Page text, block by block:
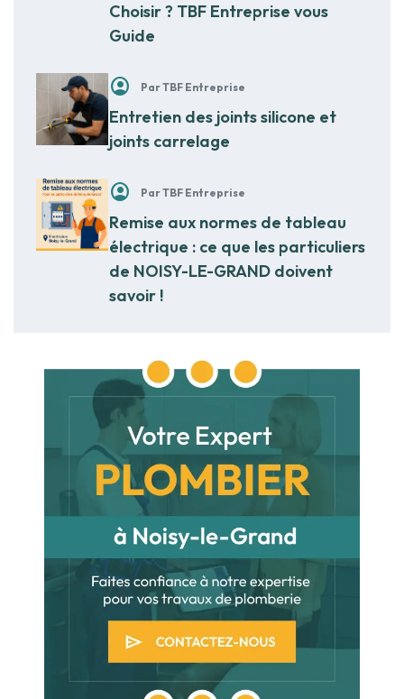
Choisir ? TBF Entreprise vous
Guide
account_circle Par TBF Entreprise
Entretien des joints silicone et
joints carrelage
account_circle Par TBF Entreprise
Remise aux normes de tableau
électrique : ce que les particuliers
de NOISY-LE-GRAND doivent
savoir !